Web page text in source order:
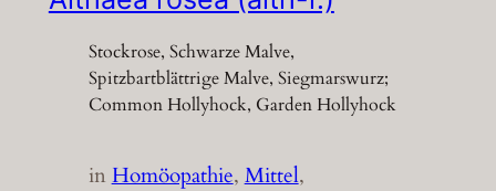
Stockrose, Schwarze Malve,
Spitzbartblättrige Malve, Siegmarswurz;
Common Hollyhock, Garden Hollyhock
inHomöopathie, Mittel